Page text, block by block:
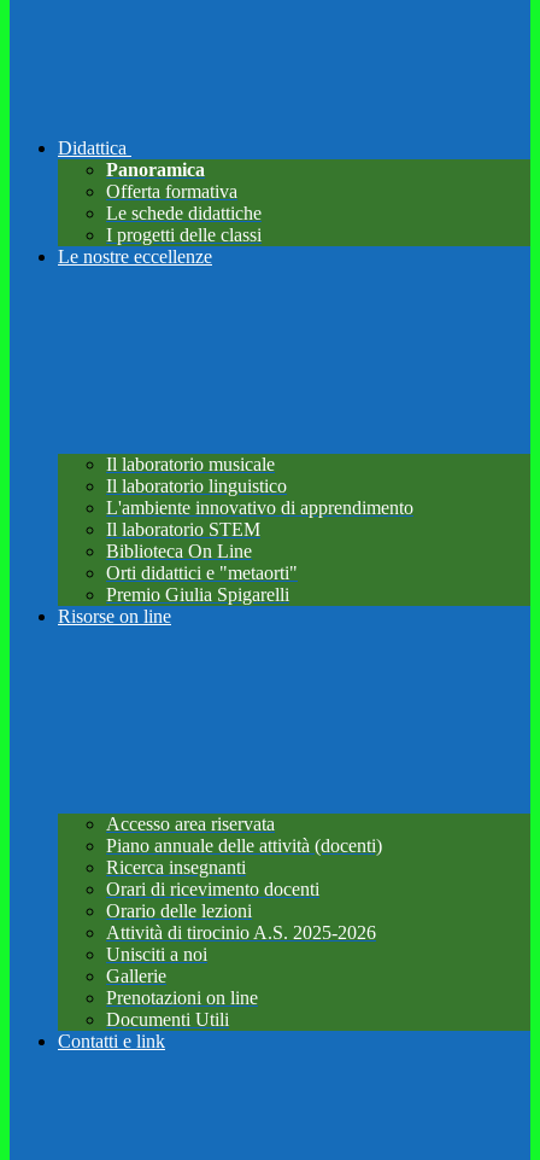
Didattica
Panoramica
Offerta formativa
Le schede didattiche
I progetti delle classi
Le nostre eccellenze
Il laboratorio musicale
Il laboratorio linguistico
L'ambiente innovativo di apprendimento
Il laboratorio STEM
Biblioteca On Line
Orti didattici e "metaorti"
Premio Giulia Spigarelli
Risorse on line
Accesso area riservata
Piano annuale delle attività (docenti)
Ricerca insegnanti
Orari di ricevimento docenti
Orario delle lezioni
Attività di tirocinio A.S. 2025-2026
Unisciti a noi
Gallerie
Prenotazioni on line
Documenti Utili
Contatti e link